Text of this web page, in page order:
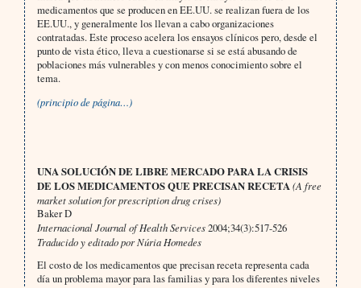
medicamentos que se producen en EE.UU. se realizan fuera de los
EE.UU., y generalmente los llevan a cabo organizaciones
contratadas. Este proceso acelera los ensayos clínicos pero, desde el
punto de vista ético, lleva a cuestionarse si se está abusando de
poblaciones más vulnerables y con menos conocimiento sobre el
tema.
(principio de página…)
UNA SOLUCIÓN DE LIBRE MERCADO PARA LA CRISIS
DE LOS MEDICAMENTOS QUE PRECISAN RECETA(A free
market solution for prescription drug crises)
Baker D
Internacional Journal of Health Services2004;34(3):517-526
Traducido y editado por Núria Homedes
El costo de los medicamentos que precisan receta representa cada
día un problema mayor para las familias y para los diferentes niveles